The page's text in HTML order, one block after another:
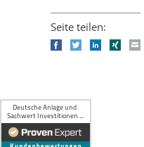
Seite teilen:
FacebookTwitterLinkedIn
Xing